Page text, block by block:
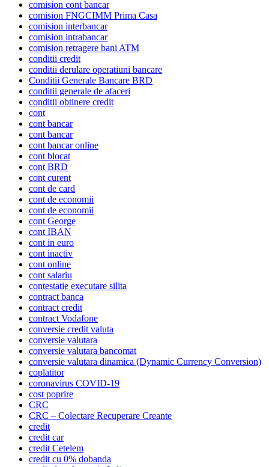
comision cont bancar
comision FNGCIMM Prima Casa
comision interbancar
comision intrabancar
comision retragere bani ATM
conditii credit
conditii derulare operatiuni bancare
Conditii Generale Bancare BRD
conditii generale de afaceri
conditii obtinere credit
cont
cont bancar
cont bancar
cont bancar online
cont blocat
cont BRD
cont curent
cont de card
cont de economii
cont de economii
cont George
cont IBAN
cont in euro
cont inactiv
cont online
cont salariu
contestatie executare silita
contract banca
contract credit
contract Vodafone
conversie credit valuta
conversie valutara
conversie valutara bancomat
conversie valutara dinamica (Dynamic Currency Conversion)
coplatitor
coronavirus COVID-19
cost poprire
CRC
CRC – Colectare Recuperare Creante
credit
credit car
credit Cetelem
credit cu 0% dobanda